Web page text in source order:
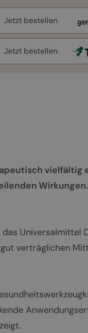
Jetzt bestellen
Jetzt bestellen
vielfältig
Wirkungen.
Universalmittel
verträglichen